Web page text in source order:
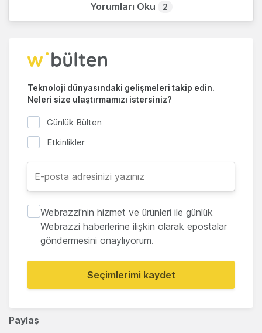
Paylaş
Yorumları Oku 2
Teknoloji dünyasındaki gelişmeleri takip edin.
Neleri size ulaştırmamızı istersiniz?
Günlük Bülten
Etkinlikler
Webrazzi'nin hizmet ve ürünleri ile günlük
Webrazzi haberlerine ilişkin olarak epostalar
göndermesini onaylıyorum.
Seçimlerimi kaydet